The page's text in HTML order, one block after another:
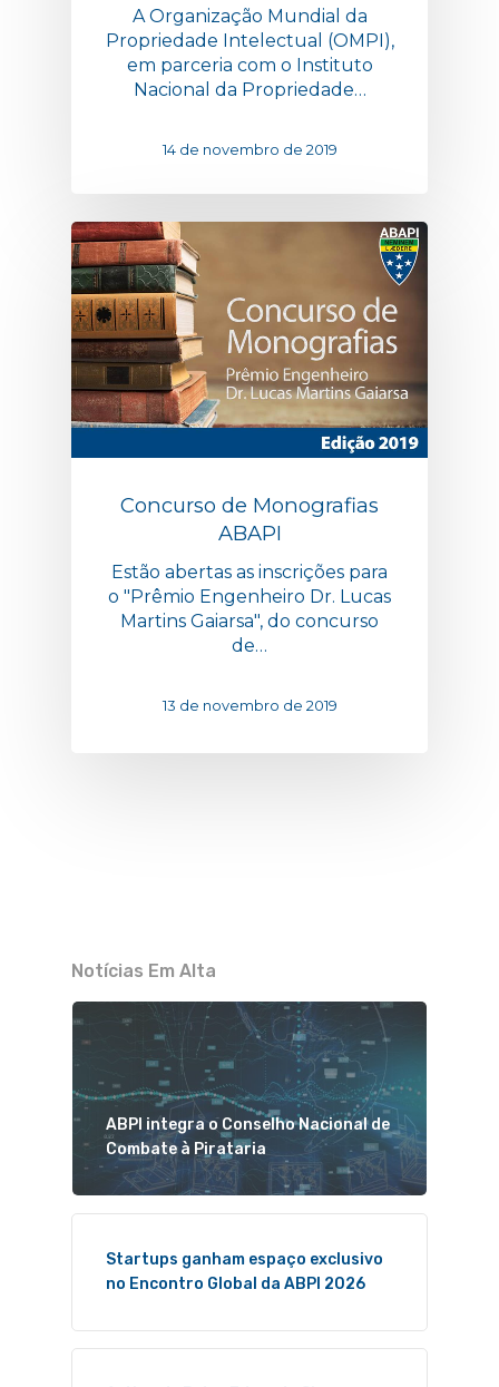
A Organização Mundial da
Propriedade Intelectual (OMPI),
em parceria com o Instituto
Nacional da Propriedade…
14 de novembro de 2019
Concurso de Monografias
ABAPI
Estão abertas as inscrições para
o "Prêmio Engenheiro Dr. Lucas
Martins Gaiarsa", do concurso
de…
13 de novembro de 2019
Notícias Em Alta
ABPI integra o Conselho Nacional de
Combate à Pirataria
Startups ganham espaço exclusivo
no Encontro Global da ABPI 2026